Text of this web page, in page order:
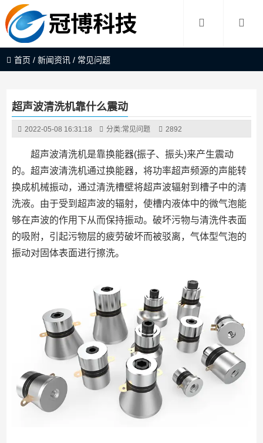
首页 /新闻资讯 / 常见问题
超声波清洗机靠什么震动
2022-05-08 16:31:18 分类:常见问题 2892
超声波清洗机是靠换能器(振子、振头)来产生震动
的。超声波清洗机通过换能器，将功率超声频源的声能转
换成机械振动，通过清洗槽壁将超声波辐射到槽子中的清
洗液。由于受到超声波的辐射，使槽内液体中的微气泡能
够在声波的作用下从而保持振动。破坏污物与清洗件表面
的吸附，引起污物层的疲劳破坏而被驳离，气体型气泡的
振动对固体表面进行擦洗。